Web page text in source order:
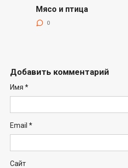
Мясо и птица
0
Добавить комментарий
Имя *
Email *
Сайт